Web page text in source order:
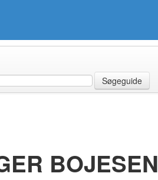
Søgeguide
BOJESEN